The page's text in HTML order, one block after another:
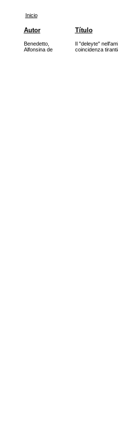
Inicio
Autor Título
Benedetto,
Alfonsina de
Il "deleyte"
coincidenza